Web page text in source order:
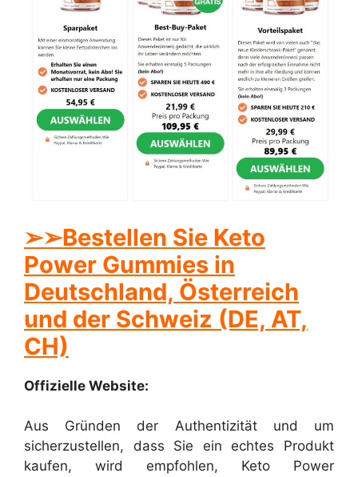
➢➢Bestellen Sie Keto
Power Gummies in
Deutschland, Österreich
und der Schweiz (DE, AT,
CH)
Offizielle Website:
Aus Gründen der Authentizität und um
sicherzustellen, dass Sie ein echtes Produkt
kaufen, wird empfohlen, Keto Power